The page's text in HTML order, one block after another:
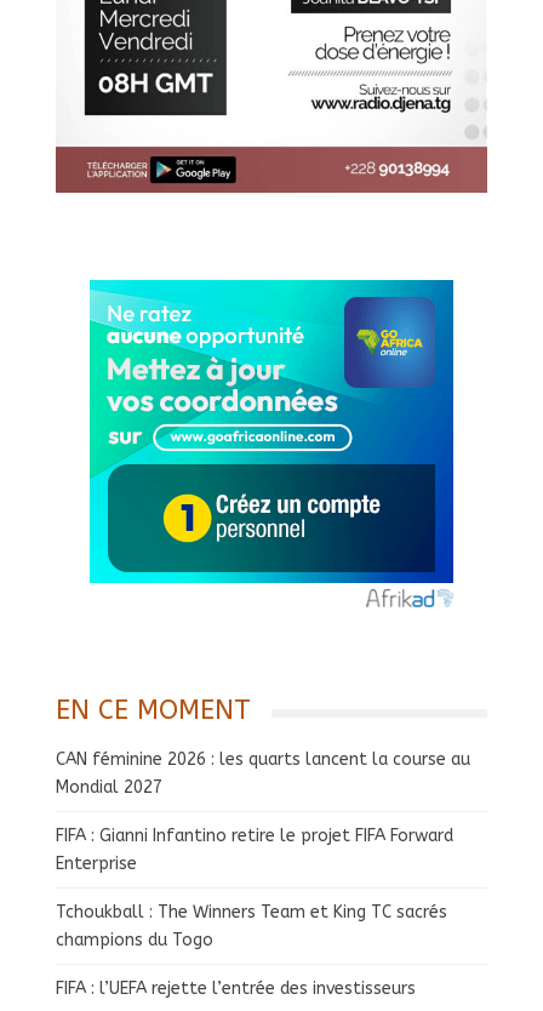
EN CE MOMENT
CAN féminine 2026 : les quarts lancent la course au
Mondial 2027
FIFA : Gianni Infantino retire le projet FIFA Forward
Enterprise
Tchoukball : The Winners Team et King TC sacrés
champions du Togo
FIFA : l’UEFA rejette l’entrée des investisseurs